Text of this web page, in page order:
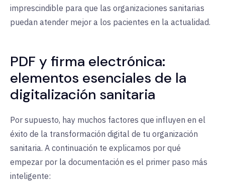
imprescindible para que las organizaciones sanitarias
puedan atender mejor a los pacientes en la actualidad.
PDF y firma electrónica:
elementos esenciales de la
digitalización sanitaria
Por supuesto, hay muchos factores que influyen en el
éxito de la transformación digital de tu organización
sanitaria. A continuación te explicamos por qué
empezar por la documentación es el primer paso más
inteligente: